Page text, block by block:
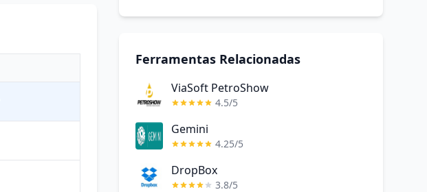
Ferramentas Relacionadas
ViaSoft PetroShow
4.5/5
Gemini
4.25/5
DropBox
3.8/5